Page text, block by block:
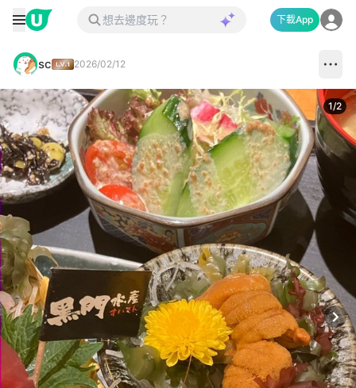
下載App
sc 2026/02/12
1/2